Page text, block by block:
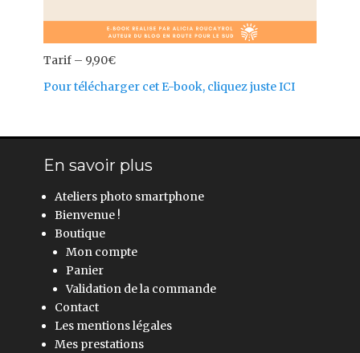
Tarif – 9,90€
Pour télécharger cet E-book, cliquez juste ICI
En savoir plus
Ateliers photo smartphone
Bienvenue !
Boutique
Mon compte
Panier
Validation de la commande
Contact
Les mentions légales
Mes prestations